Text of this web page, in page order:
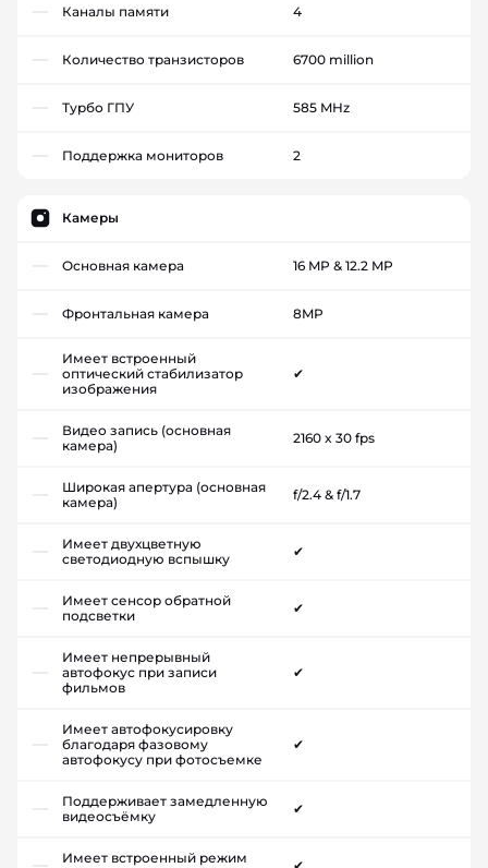
Каналы памяти 4
Количество транзисторов 6700 million
Турбо ГПУ 585 MHz
Поддержка мониторов 2
Камеры
Основная камера 16 MP & 12.2 MP
Фронтальная камера 8MP
Имеет встроенный
оптический стабилизатор
изображения
✔
Видео запись (основная
камера)
2160 x 30 fps
Широкая апертура (основная
камера)
f/2.4 & f/1.7
Имеет двухцветную
светодиодную вспышку
✔
Имеет сенсор обратной
подсветки
✔
Имеет непрерывный
автофокус при записи
фильмов
✔
Имеет автофокусировку
благодаря фазовому
автофокусу при фотосъемке
✔
Поддерживает замедленную
видеосъёмку
✔
Имеет встроенный режим